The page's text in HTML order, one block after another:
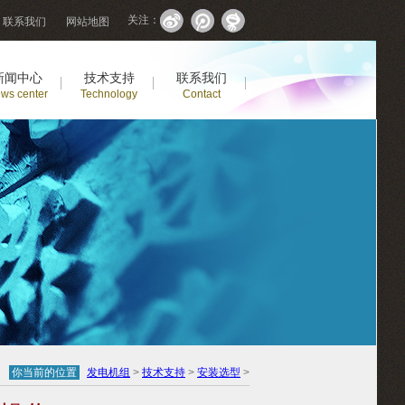
联系我们 网站地图 关注：
闻中心
center
技术支持
Technology
联系我们
Contact
你当前的位置 发电机组 > 技术支持 > 安装选型 >